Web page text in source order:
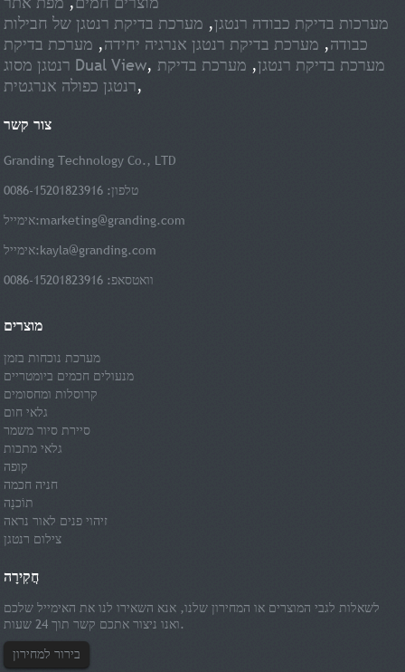
מערכות בדיקת כבודה רנטגן, מערכת בדיקת רנטגן של חבילות
כבודה, מערכת בדיקת רנטגן אנרגיה יחידה, מערכת בדיקת
רנטגן מסוג Dual View, מערכת בדיקת רנטגן, מערכת בדיקת
רנטגן כפולה אנרגטית,
צור קשר
Granding Technology Co., LTD
טלפון: 0086-15201823916
אימייל:marketing@granding.com
אימייל:kayla@granding.com
וואטסאפ: 0086-15201823916
מוצרים
מערכת נוכחות בזמן
מנעולים חכמים ביומטריים
קרוסלות ומחסומים
גלאי חום
סיירת סיור משמר
גלאי מתכות
קופה
חניה חכמה
תוֹכנָה
זיהוי פנים לאור נראה
צילום רנטגן
חֲקִירָה
לשאלות לגבי המוצרים או המחירון שלנו, אנא השאירו לנו את האימייל שלכם
ואנו ניצור אתכם קשר תוך 24 שעות.
בירור למחירון